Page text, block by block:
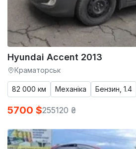
Hyundai Accent 2013
Краматорськ
82 000 км Механіка Бензин, 1.4
5700 $255120 ₴